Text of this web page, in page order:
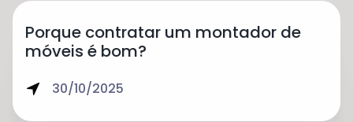
Porque contratar um montador de
móveis é bom?
30/10/2025